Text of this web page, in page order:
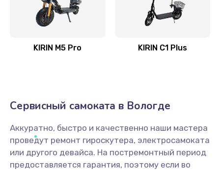
KIRIN M5 Pro KIRIN C1 Plus
Сервисный самоката в Вологде
Аккуратно, быстро и качественно наши мастера
проведут ремонт гироскутера, электросамоката
или другого девайса. На постремонтный период
предоставляется гарантия, поэтому если во